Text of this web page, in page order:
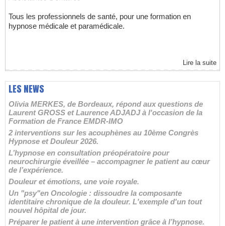
Tous les professionnels de santé, pour une formation en
hypnose médicale et paramédicale.
Lire la suite
LES NEWS
Olivia MERKES, de Bordeaux, répond aux questions de
Laurent GROSS et Laurence ADJADJ à l'occasion de la
Formation de France EMDR-IMO
2 interventions sur les acouphènes au 10ème Congrès
Hypnose et Douleur 2026.
L’hypnose en consultation préopératoire pour
neurochirurgie éveillée – accompagner le patient au cœur
de l’expérience.
Douleur et émotions, une voie royale.
Un "psy"en Oncologie : dissoudre la composante
identitaire chronique de la douleur. L'exemple d'un tout
nouvel hôpital de jour.
Préparer le patient à une intervention grâce à l’hypnose.